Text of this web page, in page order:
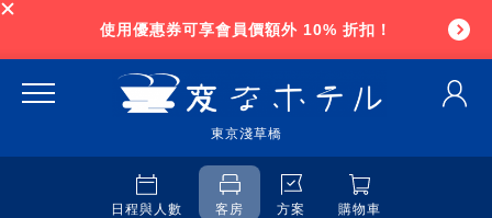
使用優惠券可享會員價額外 10% 折扣！
東京淺草橋
日程與人數 客房 方案 購物車